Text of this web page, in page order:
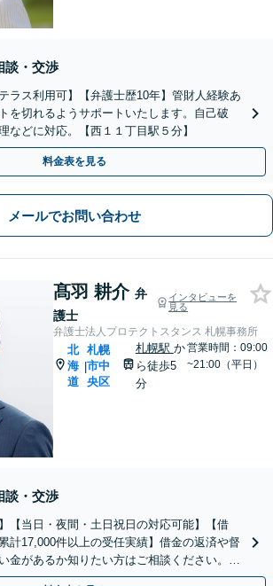
談・交渉
ラス利用可】【弁護士歴10年】管財人経験あ
を切れるようサポートいたします。自己破
などに対応。【西１１丁目駅５分】
料金表を見る
メールでお問い合わせ
髙羽 耕介 弁
護士
インタビューを
見る
弁護士法人プロテクトスタンス 札幌事務所
北
海
道
|
札幌
市中
央区
札幌駅 か
ら徒歩5
分
営業時間：09:00
~21:00（平日）
談・交渉
【当日・夜間・土日祝日の対応可能】【借
計17,000件以上の受任実績】借金の返済や督
金があるか知りたい方はご相談ください。ベ
します。